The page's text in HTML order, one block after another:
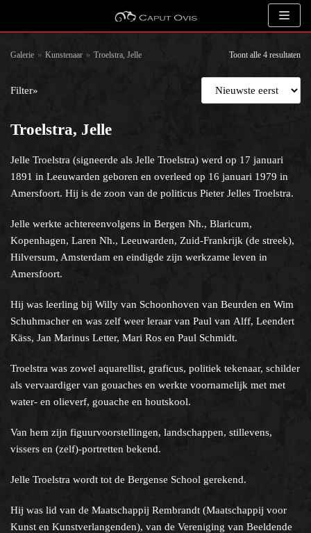
naar
Galerie » Kunstenaar » Troelstra, Jelle Toont alle 4 resultaten
Filter»
Troelstra, Jelle
Jelle Troelstra (signeerde als Jelle Troelstra) werd op 17 januari
1891 in Leeuwarden geboren en overleed op 16 januari 1979 in
Amersfoort. Hij is de zoon van de politicus Pieter Jelles Troelstra.
Jelle werkte achtereenvolgens in Bergen Nh., Blaricum,
Kopenhagen, Laren Nh., Leeuwarden, Zuid-Frankrijk (de streek),
Hilversum, Amsterdam en eindigde zijn werkzame leven in
Amersfoort.
Hij was leerling bij Willy van Schoonhoven van Beurden en Wim
Schuhmacher en was zelf weer leraar van Paul van Alff, Leendert
Käss, Jan Marinus Letter, Mari Ros en Paul Schmidt.
Troelstra was zowel aquarellist, graficus, politiek tekenaar, schilder
als vervaardiger van gouaches en werkte voornamelijk met met
water- en olieverf, gouache en houtskool.
Van hem zijn figuurvoorstellingen, landschappen, stillevens,
vissers en (zelf)-portretten bekend.
Jelle Troelstra wordt tot de Bergense School gerekend.
Hij was lid van de Maatschappij Rembrandt (Maatschappij voor
Kunst en Kunstverlangenden), van de Vereniging van Beeldende
Zoeken
Kunstenaar
Onderwerp
Een categorie selecteren
Samenstelling collectie